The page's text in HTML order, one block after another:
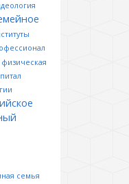
физическая
семья